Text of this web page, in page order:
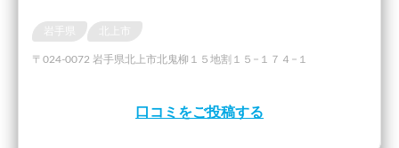
岩手県
〒024-0072 岩手県北上市北鬼柳１５地割１５−１７４−１
口コミをご投稿する